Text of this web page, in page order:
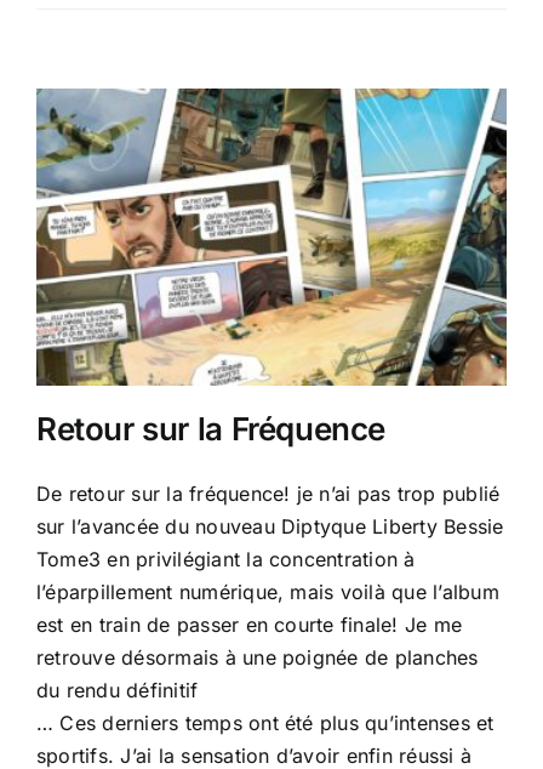
Board
Retour sur la Fréquence
De retour sur la fréquence! je n’ai pas trop publié
sur l’avancée du nouveau Diptyque Liberty Bessie
Tome3 en privilégiant la concentration à
l’éparpillement numérique, mais voilà que l’album
est en train de passer en courte finale! Je me
retrouve désormais à une poignée de planches
du rendu définitif
… Ces derniers temps ont été plus qu’intenses et
sportifs. J’ai la sensation d’avoir enfin réussi à